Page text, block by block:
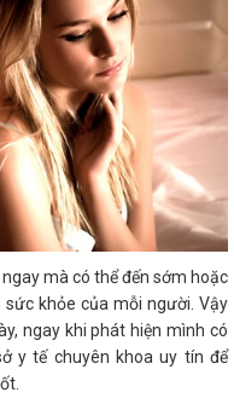
mà có thể đến sớm hoặc
khỏe của mỗi người. Vậy
ngay khi phát hiện mình có
y tế chuyên khoa uy tín để